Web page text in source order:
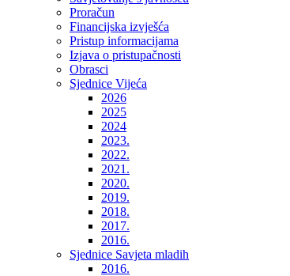
Proračun
Financijska izvješća
Pristup informacijama
Izjava o pristupačnosti
Obrasci
Sjednice Vijeća
2026
2025
2024
2023.
2022.
2021.
2020.
2019.
2018.
2017.
2016.
Sjednice Savjeta mladih
2016.